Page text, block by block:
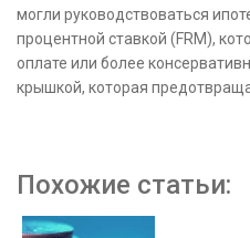
могли руководствоваться
процентной ставкой (FRM),
оплате или более
крышкой, которая
Похожие статьи: